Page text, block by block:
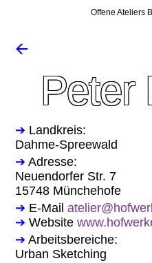
Offene Ateliers
🡨
Peter
➔ Landkreis:
Dahme-Spreewald
➔ Adresse:
Neuendorfer Str. 7
15748 Münchehofe
➔ E-Mail
➔ Website
➔ Arbeitsbereiche:
Urban Sketching